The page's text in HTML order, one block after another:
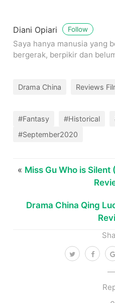
Diani Opiari Follow
Saya hanya manusia yang
bergerak, berpikir dan
Drama China Reviews
#Fantasy #Historical
#September2020
« Miss Gu Who is
Drama China Qing